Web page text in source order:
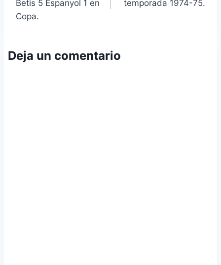
entradas
Betis 5 Espanyol 1 en
Copa.
temporada 1974-75.
Deja un comentario